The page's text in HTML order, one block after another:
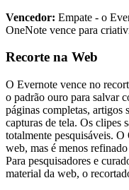
Vencedor: Empate - o
OneNote vence para
Recorte na Web
O Evernote vence no
o padrão ouro para salvar
páginas completas, artigos
capturas de tela. Os clipes
totalmente pesquisáveis.
web, mas é menos
Para pesquisadores e
material da web, o